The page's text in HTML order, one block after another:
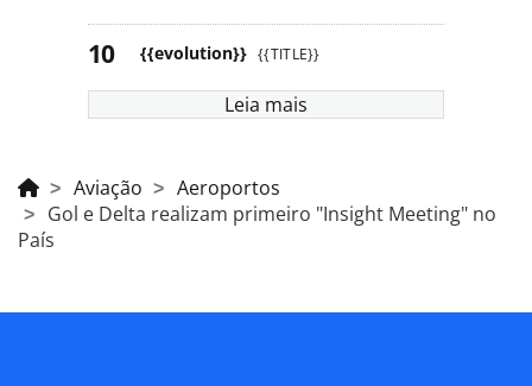
{{evolution}} {{TITLE}}
Leia mais
Aviação
Aeroportos
Gol e Delta realizam primeiro "Insight Meeting" no
País